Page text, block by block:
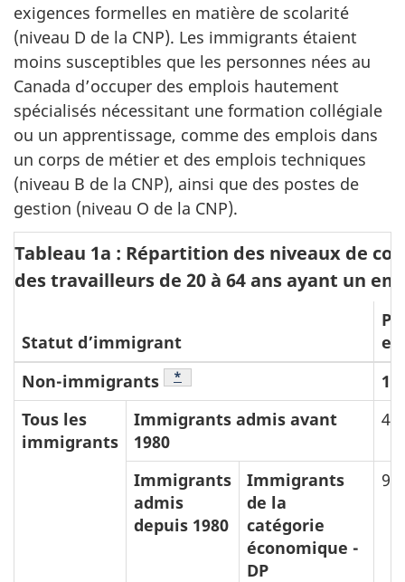
exigences formelles en matière de scolarité
(niveau D de la CNP). Les immigrants étaient
moins susceptibles que les personnes nées au
Canada d’occuper des emplois hautement
spécialisés nécessitant une formation collégiale
ou un apprentissage, comme des emplois dans
un corps de métier et des emplois techniques
(niveau B de la CNP), ainsi que des postes de
gestion (niveau O de la CNP).
Tableau 1a : Répartition des niveaux de
des travailleurs de 20 à 64 ans ayant un
Statut d’immigrant
Non-immigrants
Note de bas de page
*
11
Tous les
immigrants
Immigrants admis avant
1980
Immigrants
admis
depuis 1980
Immigrants
de la
catégorie
économique -
DP